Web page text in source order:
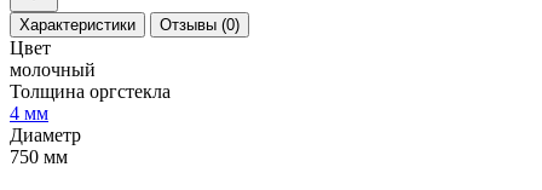
Характеристики Отзывы (0)
Цвет
молочный
Толщина оргстекла
4 мм
Диаметр
750 мм